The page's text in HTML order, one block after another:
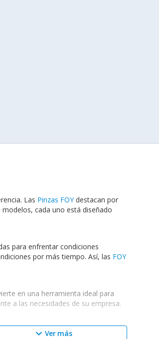
Las Pinzas FOYdestacan por
cada uno está diseñado
para enfrentar condiciones
por más tiempo. Así, las FOY
en una herramienta ideal para
a las necesidades de su empresa.
keyboard_arrow_down Ver más